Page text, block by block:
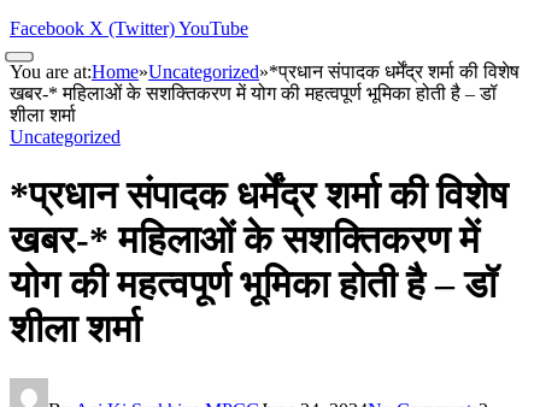
Facebook X (Twitter)YouTube
You are at:Home»Uncategorized»*प्रधान संपादक धर्मेंद्र शर्मा की विशेष
खबर-* महिलाओं के सशक्तिकरण में योग की महत्वपूर्ण भूमिका होती है – डॉ
शीला शर्मा
Uncategorized
*प्रधान संपादक धर्मेंद्र शर्मा की विशेष
खबर-* महिलाओं के सशक्तिकरण में
योग की महत्वपूर्ण भूमिका होती है – डॉ
शीला शर्मा